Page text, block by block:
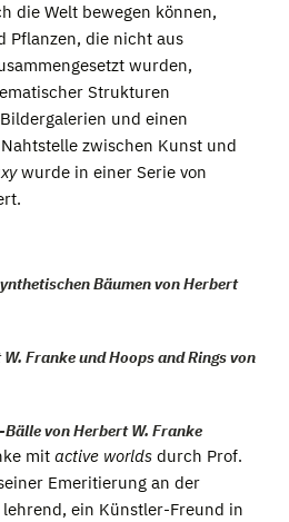
die Welt bewegen können,
Pflanzen, die nicht aus
wurden,
Strukturen
und einen
zwischen Kunst und
wurde in einer Serie von
Bäumen von Herbert
Franke und Hoops and Rings von
von Herbert W. Franke
mit active worlds durch Prof.
Emeritierung an der
ein Künstler-Freund in